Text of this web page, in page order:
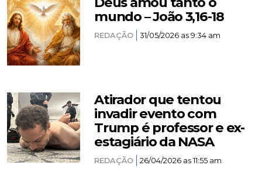
mundo – João 3,16-18
REDAÇÃO 31/05/2026 as 9:34 am
Atirador que tentou
invadir evento com
Trump é professor e ex-
estagiário da NASA
REDAÇÃO 26/04/2026 as 11:55 am